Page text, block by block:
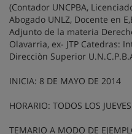
(Contador UNCPBA,
Abogado UNLZ, Docente en
Adjunto de la materia
Olavarria, ex- JTP Catedras:
Direcciòn Superior
INICIA: 8 DE MAYO DE 2014
HORARIO: TODOS LOS
TEMARIO A MODO DE